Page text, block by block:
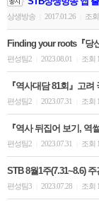
상생방송 2017.01.26 조
Finding your roots『당
편성팀2 2023.08.01 조회
『역사대담 81회』고려
편성팀2 2023.07.31 조회
『역사 뒤집어 보기, 역
편성팀2 2023.07.31 조회
STB 8월1주(7.31~8.6)
편성팀3 2023.07.28 조회